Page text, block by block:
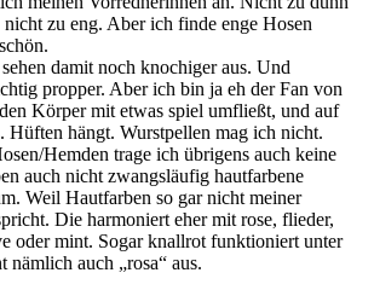
zu eng. Aber ich finde enge Hosen
damit noch knochiger aus. Und
propper. Aber ich bin ja eh der Fan von
Körper mit etwas spiel umfließt, und auf
Hüften hängt. Wurstpellen mag ich nicht.
Hemden trage ich übrigens auch keine
auch nicht zwangsläufig hautfarbene
Weil Hautfarben so gar nicht meiner
Die harmoniert eher mit rose, flieder,
oder mint. Sogar knallrot funktioniert unter
nämlich auch „rosa“ aus.